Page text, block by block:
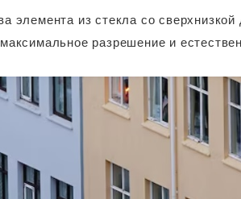
элемента из стекла со
разрешение и